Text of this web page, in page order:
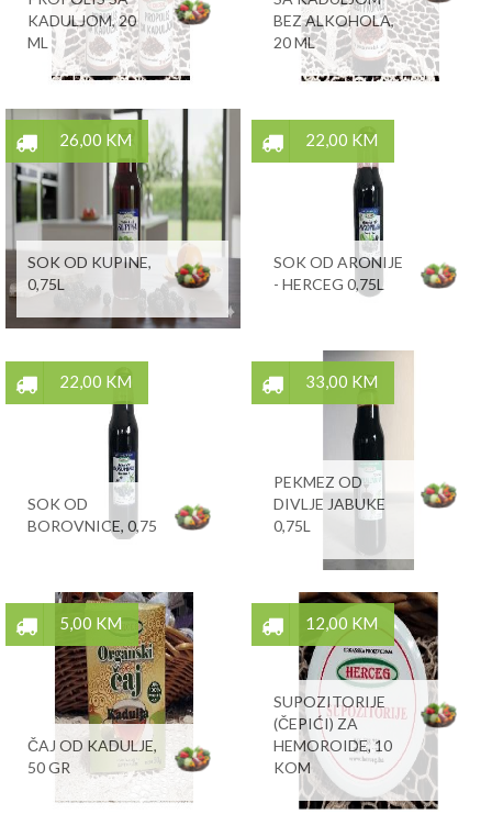
KADULJOM, 20
ML
BEZ ALKOHOLA,
20 ML
26,00 KM
SOK OD KUPINE,
0,75L
22,00 KM
SOK OD ARONIJE
- HERCEG 0,75L
22,00 KM
SOK OD
BOROVNICE, 0,75
33,00 KM
PEKMEZ OD
DIVLJE JABUKE
0,75L
5,00 KM
ČAJ OD KADULJE,
50 GR
12,00 KM
SUPOZITORIJE
(ČEPIĆI) ZA
HEMOROIDE, 10
KOM